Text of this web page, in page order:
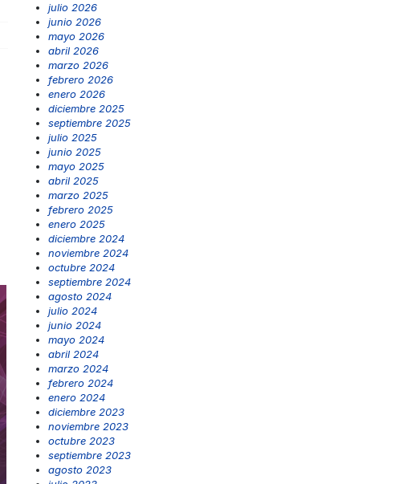
julio 2026
junio 2026
mayo 2026
abril 2026
marzo 2026
febrero 2026
enero 2026
diciembre 2025
septiembre 2025
julio 2025
junio 2025
mayo 2025
abril 2025
marzo 2025
febrero 2025
enero 2025
diciembre 2024
noviembre 2024
octubre 2024
septiembre 2024
agosto 2024
julio 2024
junio 2024
mayo 2024
abril 2024
marzo 2024
febrero 2024
enero 2024
diciembre 2023
noviembre 2023
octubre 2023
septiembre 2023
agosto 2023